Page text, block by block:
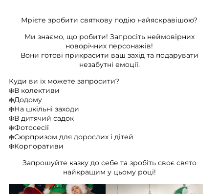
Мрієте зробити святкову подію найяскравішою?
Ми знаємо, що робити! Запросіть неймовірних
новорічних персонажів!
Вони готові прикрасити ваш захід та подарувати
незабутні емоції.
Куди ви їх можете запросити?
❄️В колективи
❄️Додому
❄️На шкільні заходи
❄️В дитячий садок
❄️Фотосесії
❄️Сюрпризом для дорослих і дітей
❄️Корпоративи
Запрошуйте казку до себе та зробіть своє свято
найкращим у цьому році!